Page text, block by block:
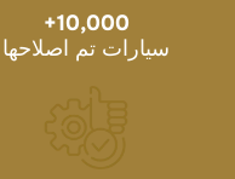
10,000
+
سيارات تم اصلاحها